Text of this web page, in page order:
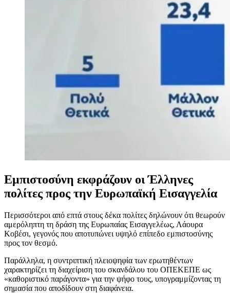
Εμπιστοσύνη εκφράζουν οι Έλληνες
πολίτες προς την Ευρωπαϊκή Εισαγγελία
Περισσότεροι από επτά στους δέκα πολίτες δηλώνουν ότι θεωρούν
αμερόληπτη τη δράση της Ευρωπαίας Εισαγγελέως, Λάουρα
Κοβέσι, γεγονός που αποτυπώνει υψηλό επίπεδο εμπιστοσύνης
προς τον θεσμό.
Παράλληλα, η συντριπτική πλειοψηφία των ερωτηθέντων
χαρακτηρίζει τη διαχείριση του σκανδάλου του ΟΠΕΚΕΠΕ ως
«καθοριστικό παράγοντα» για την ψήφο τους, υπογραμμίζοντας τη
σημασία που αποδίδουν στη διαφάνεια.